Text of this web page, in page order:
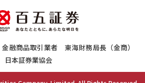
融商品取引業者 東海財務局長（金商）
本証券業協会